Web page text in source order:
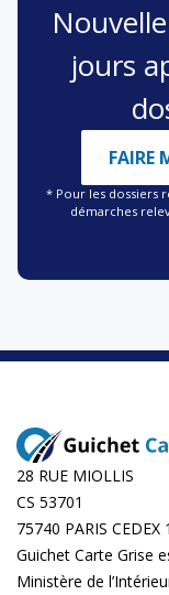
jours
FAIRE
* Pour les dossiers
démarches
28 RUE MIOLLIS
CS 53701
75740 PARIS CEDEX
Guichet Carte Grise
Ministère de